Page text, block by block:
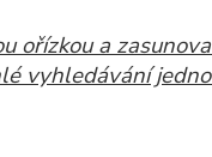
ořízkou a
vyhledávání